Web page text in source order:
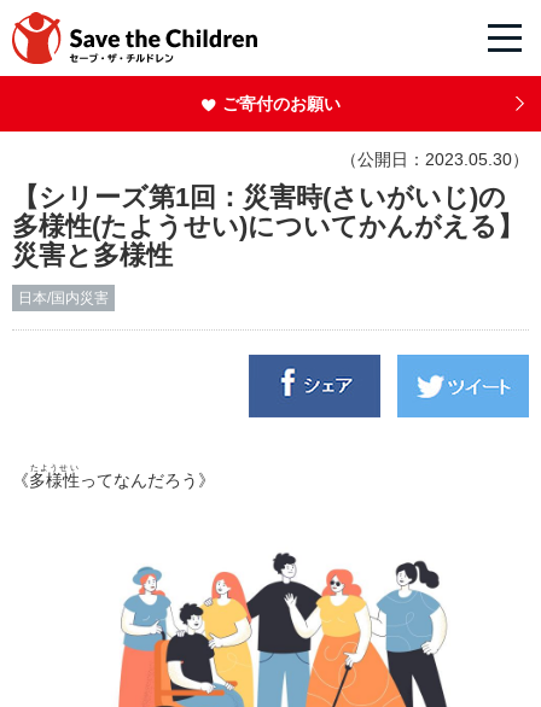
ご寄付のお願い
（公開日：2023.05.30）
【シリーズ第1回：災害時(さいがいじ)の
多様性(たようせい)についてかんがえる】
災害と多様性
日本/国内災害
《多様性
たようせい
ってなんだろう》